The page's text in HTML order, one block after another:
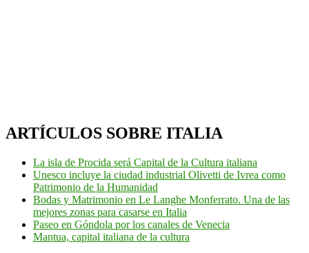
ARTÍCULOS SOBRE ITALIA
La isla de Procida será Capital de la Cultura italiana
Unesco incluye la ciudad industrial Olivetti de Ivrea como
Patrimonio de la Humanidad
Bodas y Matrimonio en Le Langhe Monferrato. Una de las
mejores zonas para casarse en Italia
Paseo en Góndola por los canales de Venecia
Mantua, capital italiana de la cultura